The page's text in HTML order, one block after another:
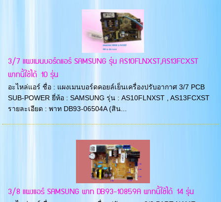
3/7 แผงเมนบอร์ดแอร์ SAMSUNG รุ่น AS10FLNXST,AS13FCXST
พาทนี้ใช้ได้ 10 รุ่น
อะไหล่แอร์ ชื่อ : แผงเมนบอร์ดคอยล์เย็นเครื่องปรับอากาศ 3/7 PCB
SUB-POWER ยี่ห้อ : SAMSUNG รุ่น : AS10FLNXST , AS13FCXST
รายละเอียด : พาท DB93-06504A (สิน...
3/8 แผงแอร์ SAMSUNG พาท DB93-10859A พาทนี้ใช้ได้ 14 รุ่น